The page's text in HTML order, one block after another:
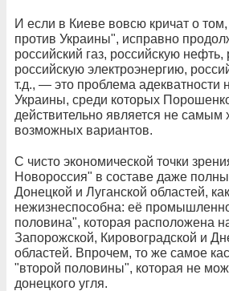
И если в Киеве вовсю кричат о
против Украины", исправно
российский газ, российскую нефть,
российскую электроэнергию,
т.д., — это проблема
Украины, среди которых
действительно является не самым
возможных вариантов.
С чисто экономической точки
Новороссия" в составе даже
Донецкой и Луганской областей,
нежизнеспособна: её
половина", которая расположена
Запорожской, Кировоградской и
областей. Впрочем, то же самое
"второй половины", которая не
донецкого угля.